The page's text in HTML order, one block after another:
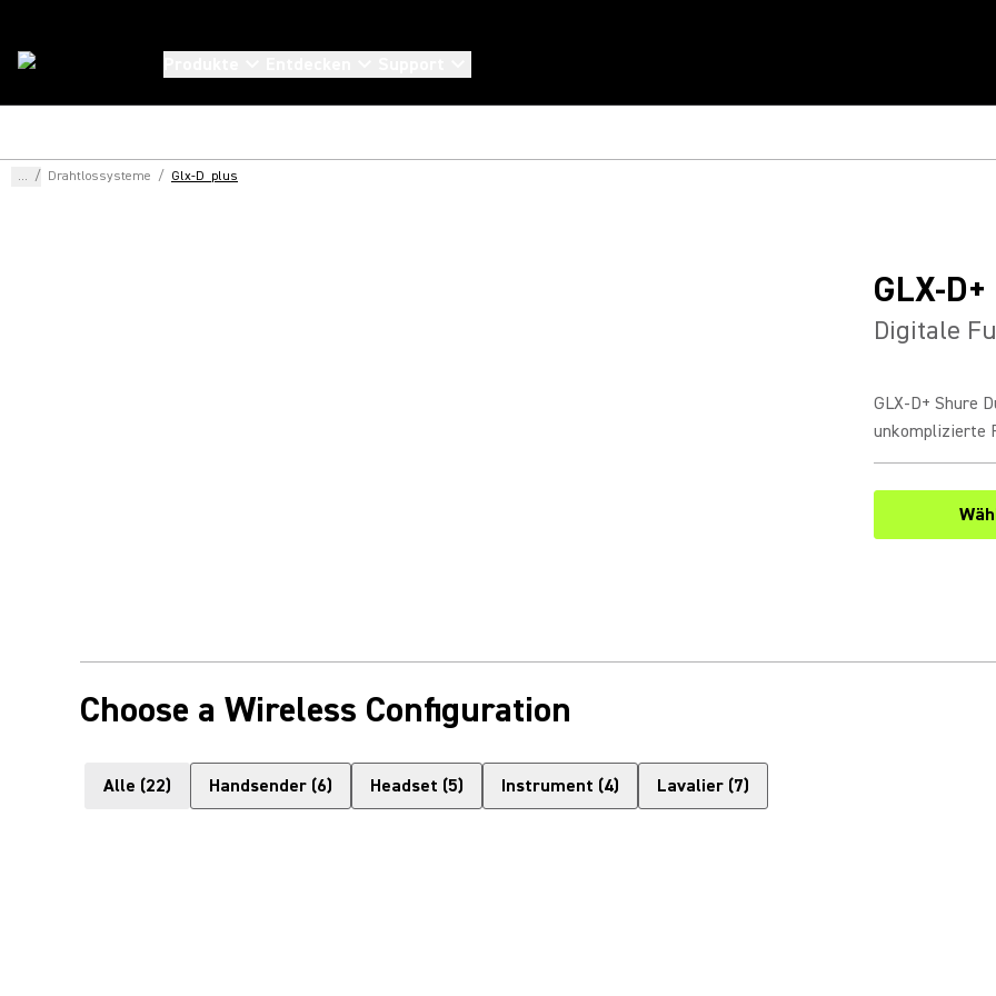
... / Drahtlossysteme / Glx-D_plus
GLX-
Digitale
GLX-D+ Shure
unkomplizierte
Choose a Wireless Configuration
Alle (22) Handsender (6) Headset (5) Instrument (4) Lavalier (7)